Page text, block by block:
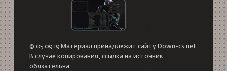
© 05.09.19 Материал принадлежит сайту Down-cs.net.
В случае копирования, ссылка на источник
обязательна.